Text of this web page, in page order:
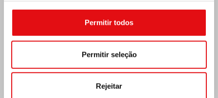
Permitir todos
Permitir seleção
Rejeitar
Índia: Bênção e inauguração do museu Lumen